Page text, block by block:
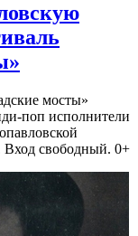
мосты»
поп исполнители
Вход свободный. 0+